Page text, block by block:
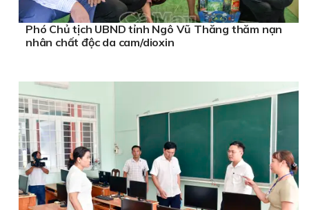
Phó Chủ tịch UBND tỉnh Ngô Vũ Thăng thăm nạn
nhân chất độc da cam/dioxin